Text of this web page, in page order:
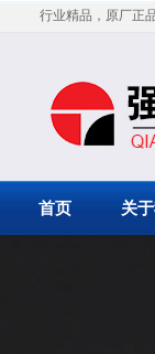
行业精品，原厂正品，
首页 关